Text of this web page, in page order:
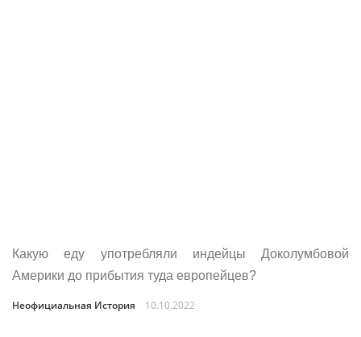
Какую еду употребляли индейцы Доколумбовой
Америки до прибытия туда европейцев?
Неофициальная История 10.10.2022